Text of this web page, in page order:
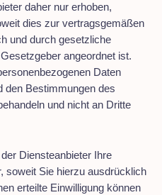
daher nur erhoben,
dies zur vertragsgemäßen
und durch gesetzliche
angeordnet ist.
Daten
den Bestimmungen des
und nicht an Dritte
Diensteanbieter Ihre
soweit Sie hierzu ausdrücklich
erteilte Einwilligung können